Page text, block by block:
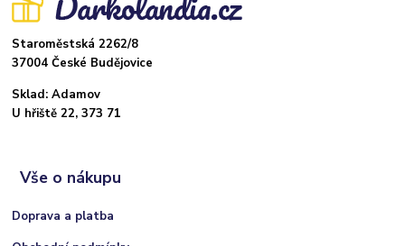
Staroměstská 2262/8
37004 České Budějovice
Sklad: Adamov
U hřiště 22, 373 71
Vše o nákupu
Doprava a platba